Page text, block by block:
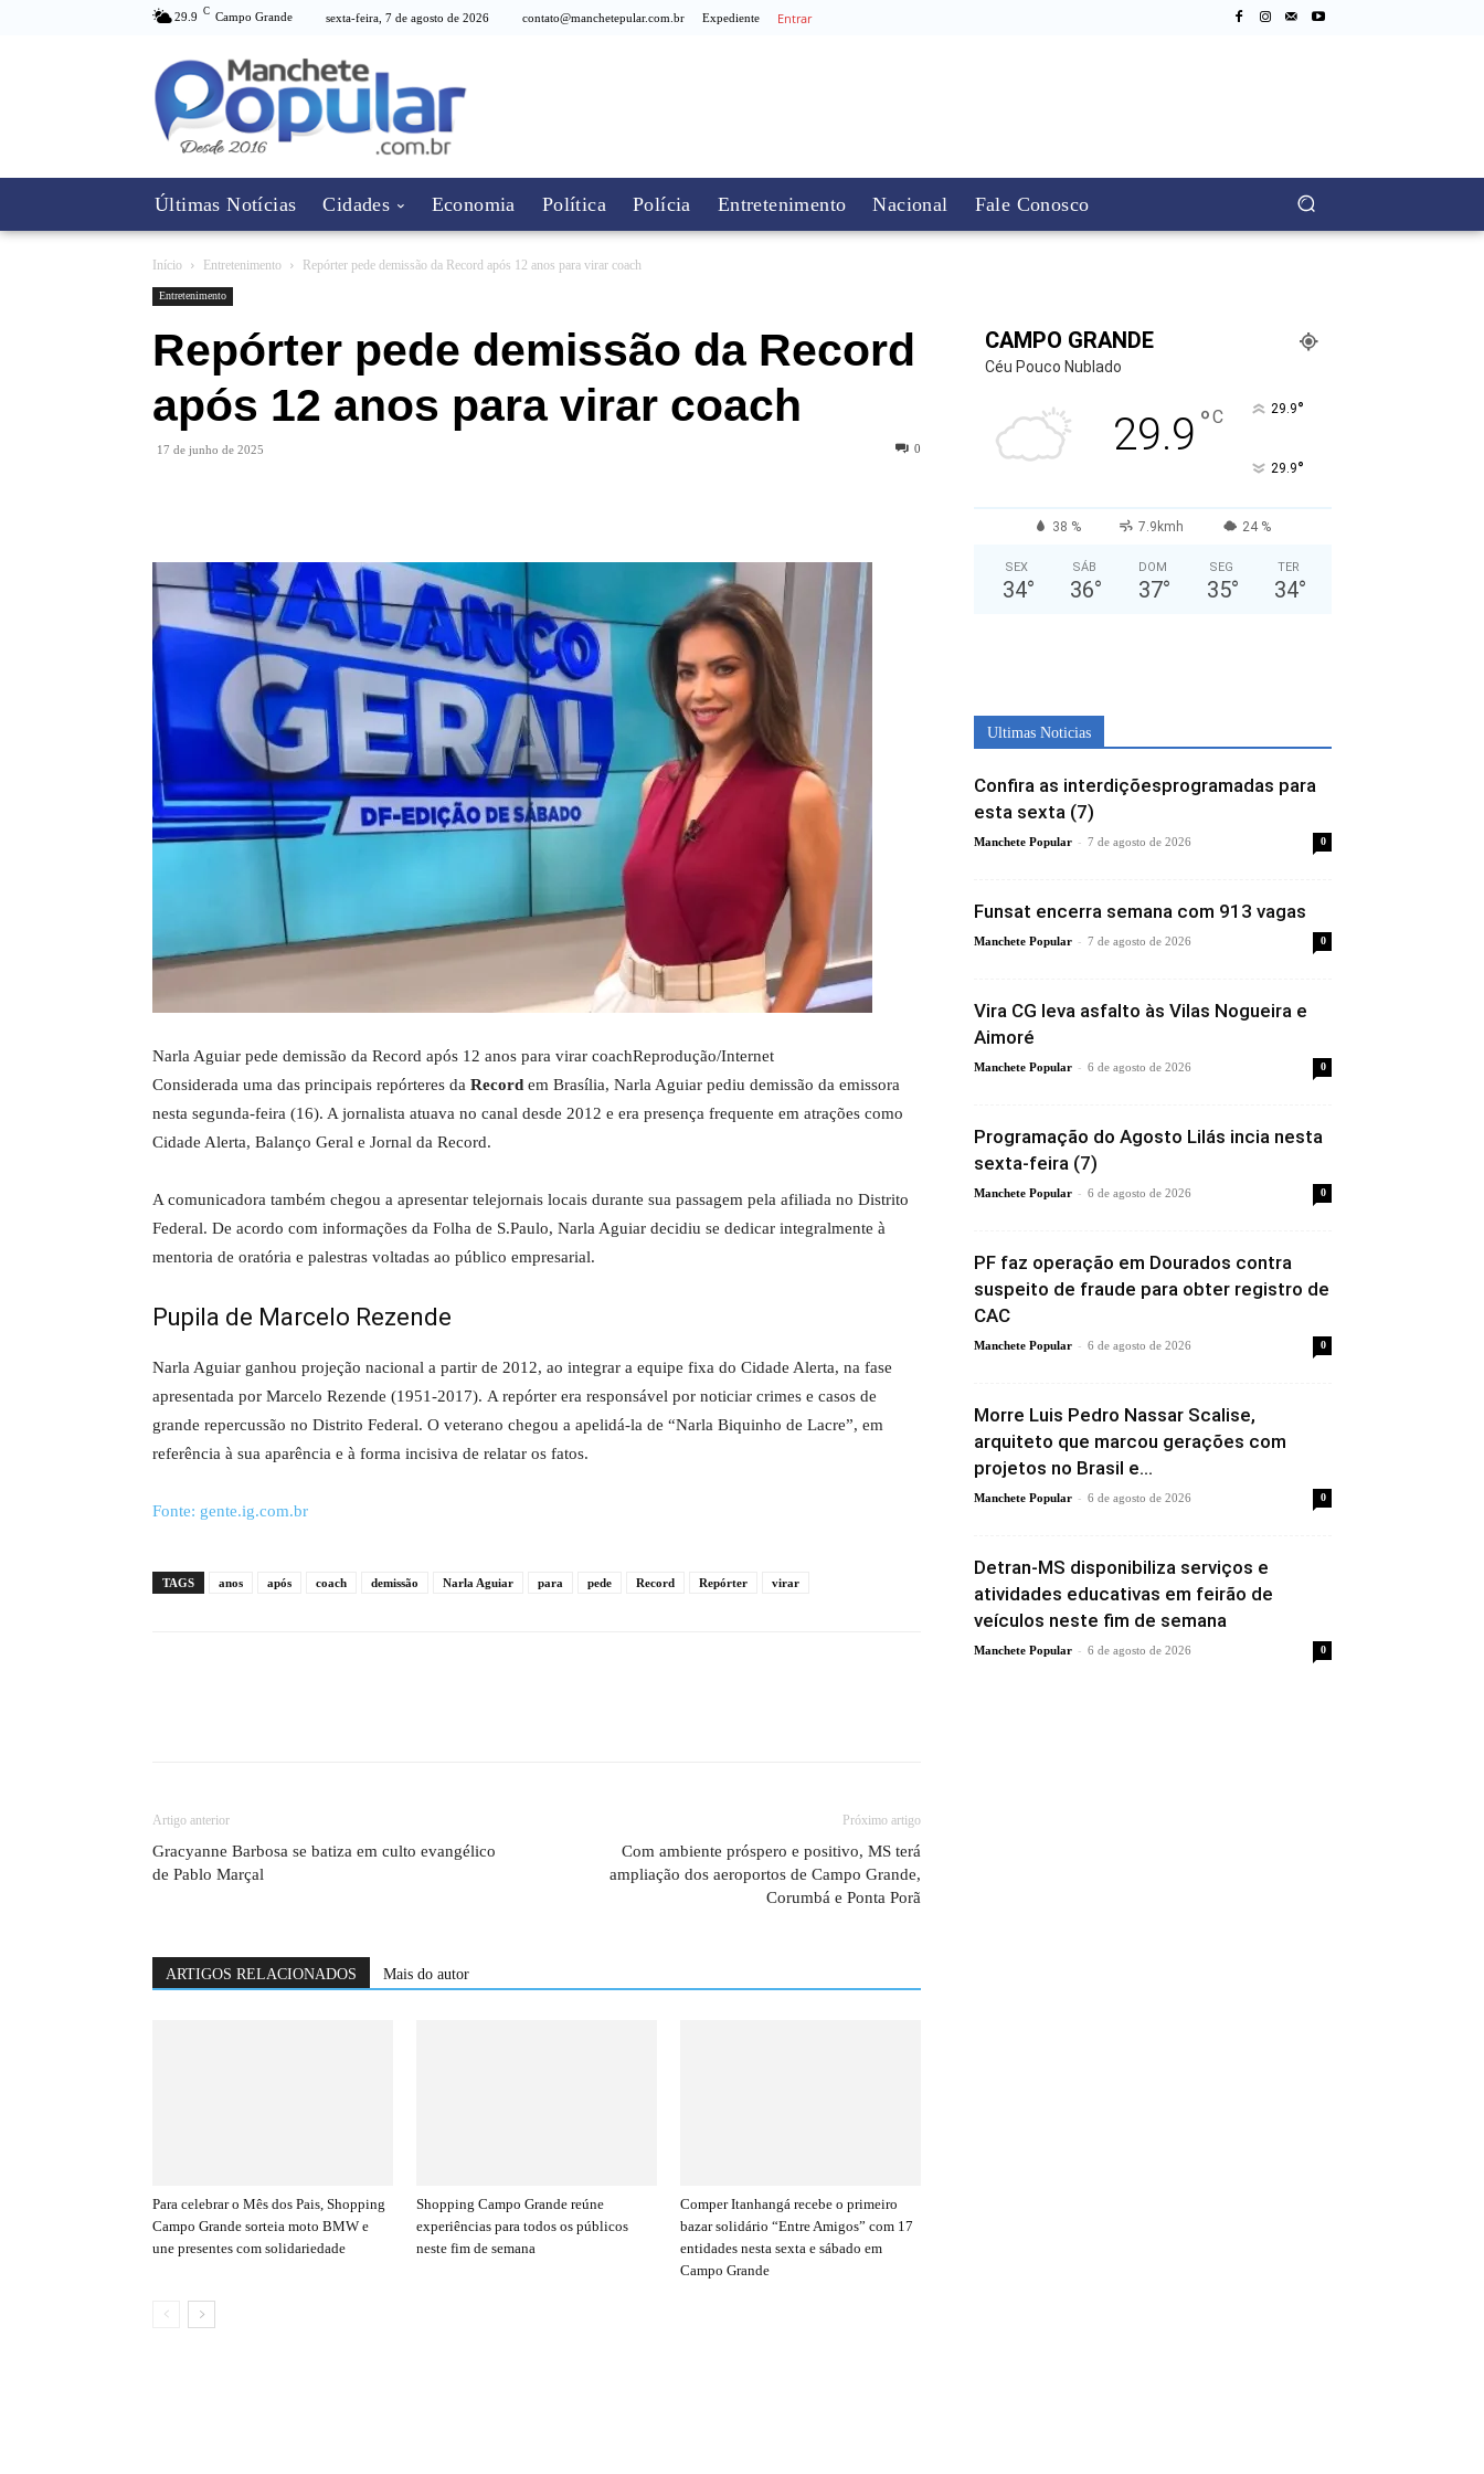
29.9 C Campo Grande sexta-feira, 7 de agosto de 2026 contato@manchetepular.com.br Expediente Entrar
Últimas Notícias Cidades Economia Política Polícia Entretenimento Nacional Fale Conosco
Início Entretenimento Repórter pede demissão da Record após 12 anos para virar coach
Entretenimento
Repórter pede demissão da Record
após 12 anos para virar coach
17 de junho de 2025 0
Narla Aguiar pede demissão da Record após 12 anos para virar coachReprodução/Internet
Considerada uma das principais repórteres da Record em Brasília, Narla Aguiar pediu demissão da emissora
nesta segunda-feira (16). A jornalista atuava no canal desde 2012 e era presença frequente em atrações como
Cidade Alerta, Balanço Geral e Jornal da Record.
A comunicadora também chegou a apresentar telejornais locais durante sua passagem pela afiliada no Distrito
Federal. De acordo com informações da Folha de S.Paulo, Narla Aguiar decidiu se dedicar integralmente à
mentoria de oratória e palestras voltadas ao público empresarial.
Pupila de Marcelo Rezende
Narla Aguiar ganhou projeção nacional a partir de 2012, ao integrar a equipe fixa do Cidade Alerta, na fase
apresentada por Marcelo Rezende (1951-2017). A repórter era responsável por noticiar crimes e casos de
grande repercussão no Distrito Federal. O veterano chegou a apelidá-la de “Narla Biquinho de Lacre”, em
referência à sua aparência e à forma incisiva de relatar os fatos.
Fonte: gente.ig.com.br
TAGS anos após coach demissão Narla Aguiar para pede Record Repórter virar
Artigo anterior
Gracyanne Barbosa se batiza em culto evangélico
de Pablo Marçal
Próximo artigo
Com ambiente próspero e positivo, MS terá
ampliação dos aeroportos de Campo Grande,
Corumbá e Ponta Porã
ARTIGOS RELACIONADOS Mais do autor
Para celebrar o Mês dos Pais, Shopping
Campo Grande sorteia moto BMW e
une presentes com solidariedade
Shopping Campo Grande reúne
experiências para todos os públicos
neste fim de semana
Comper Itanhangá recebe o primeiro
bazar solidário “Entre Amigos” com 17
entidades nesta sexta e sábado em
Campo Grande
CAMPO GRANDE
Céu Pouco Nublado
29.9 °C 29.9°
29.9°
38 % 7.9kmh 24 %
SEX
34°
SÁB
36°
DOM
37°
SEG
35°
TER
34°
Ultimas Noticias
Confira as interdiçõesprogramadas para
esta sexta (7)
Manchete Popular - 7 de agosto de 2026 0
Funsat encerra semana com 913 vagas
Manchete Popular - 7 de agosto de 2026 0
Vira CG leva asfalto às Vilas Nogueira e
Aimoré
Manchete Popular - 6 de agosto de 2026 0
Programação do Agosto Lilás incia nesta
sexta-feira (7)
Manchete Popular - 6 de agosto de 2026 0
PF faz operação em Dourados contra
suspeito de fraude para obter registro de
CAC
Manchete Popular - 6 de agosto de 2026 0
Morre Luis Pedro Nassar Scalise,
arquiteto que marcou gerações com
projetos no Brasil e...
Manchete Popular - 6 de agosto de 2026 0
Detran-MS disponibiliza serviços e
atividades educativas em feirão de
veículos neste fim de semana
Manchete Popular - 6 de agosto de 2026 0